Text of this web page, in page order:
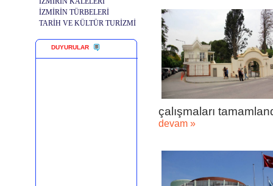
İZMİRİN TÜRBELERİ
TARİH VE KÜLTÜR TURİZMİ
DUYURULAR
çalışmaları
devam »